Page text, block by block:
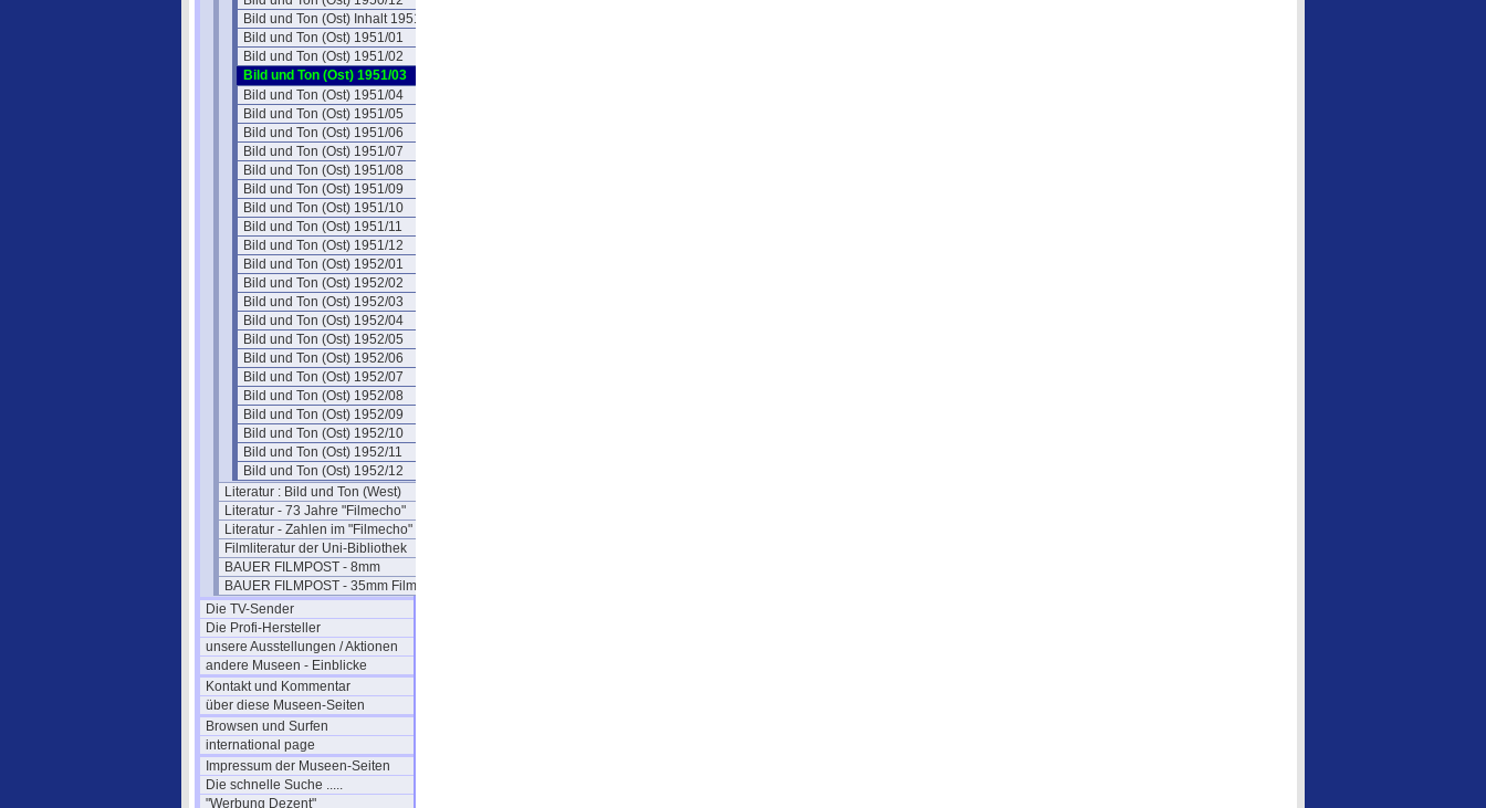
Bild und Ton (Ost) Inhalt 1951
Bild und Ton (Ost) 1951/01
Bild und Ton (Ost) 1951/02
Bild und Ton (Ost) 1951/03
Bild und Ton (Ost) 1951/04
Bild und Ton (Ost) 1951/05
Bild und Ton (Ost) 1951/06
Bild und Ton (Ost) 1951/07
Bild und Ton (Ost) 1951/08
Bild und Ton (Ost) 1951/09
Bild und Ton (Ost) 1951/10
Bild und Ton (Ost) 1951/11
Bild und Ton (Ost) 1951/12
Bild und Ton (Ost) 1952/01
Bild und Ton (Ost) 1952/02
Bild und Ton (Ost) 1952/03
Bild und Ton (Ost) 1952/04
Bild und Ton (Ost) 1952/05
Bild und Ton (Ost) 1952/06
Bild und Ton (Ost) 1952/07
Bild und Ton (Ost) 1952/08
Bild und Ton (Ost) 1952/09
Bild und Ton (Ost) 1952/10
Bild und Ton (Ost) 1952/11
Bild und Ton (Ost) 1952/12
Literatur : Bild und Ton (West)
Literatur - 73 Jahre "Filmecho"
Literatur - Zahlen im "Filmecho"
Filmliteratur der Uni-Bibliothek
BAUER FILMPOST - 8mm
BAUER FILMPOST - 35mm Film
Die TV-Sender
Die Profi-Hersteller
unsere Ausstellungen / Aktionen
andere Museen - Einblicke
Kontakt und Kommentar
über diese Museen-Seiten
Browsen und Surfen
international page
Impressum der Museen-Seiten
Die schnelle Suche .....
"Werbung Dezent"